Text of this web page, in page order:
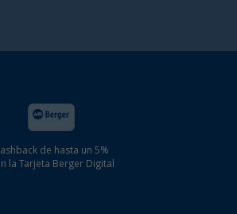
de hasta un 5%
la Tarjeta Berger Digital